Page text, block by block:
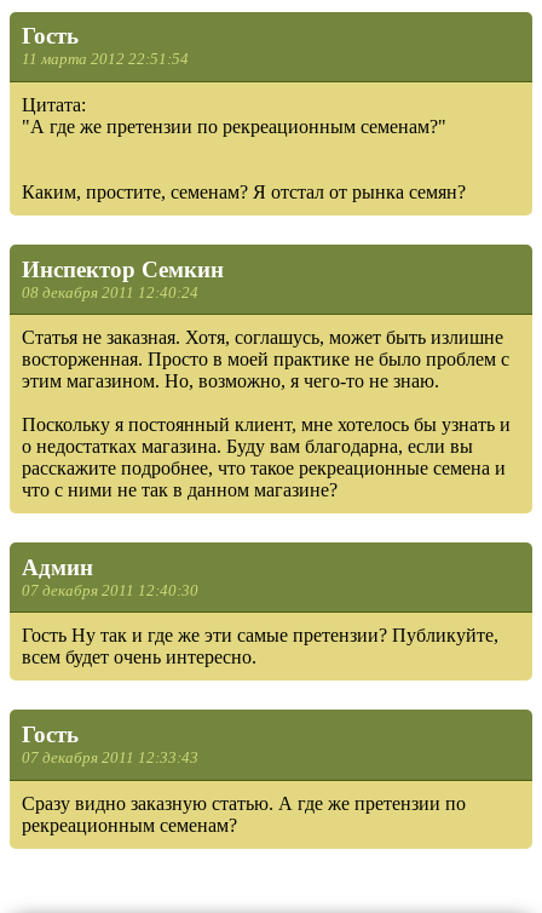
Гость
11 марта 2012 22:51:54
Цитата:
"А где же претензии по рекреационным семенам?"
Каким, простите, семенам? Я отстал от рынка семян?
Инспектор Семкин
08 декабря 2011 12:40:24
Статья не заказная. Хотя, соглашусь, может быть излишне
восторженная. Просто в моей практике не было проблем с
этим магазином. Но, возможно, я чего-то не знаю.
Поскольку я постоянный клиент, мне хотелось бы узнать и
о недостатках магазина. Буду вам благодарна, если вы
расскажите подробнее, что такое рекреационные семена и
что с ними не так в данном магазине?
Админ
07 декабря 2011 12:40:30
Гость Ну так и где же эти самые претензии? Публикуйте,
всем будет очень интересно.
Гость
07 декабря 2011 12:33:43
Сразу видно заказную статью. А где же претензии по
рекреационным семенам?